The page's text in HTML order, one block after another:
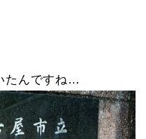
たんですね…